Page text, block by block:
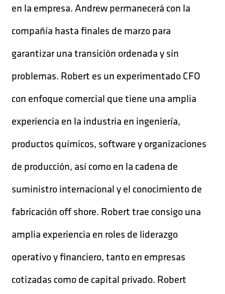
en la empresa. Andrew permanecerá con la
compañía hasta finales de marzo para
garantizar una transición ordenada y sin
problemas. Robert es un experimentado CFO
con enfoque comercial que tiene una amplia
experiencia en la industria en ingeniería,
productos químicos, software y organizaciones
de producción, así como en la cadena de
suministro internacional y el conocimiento de
fabricación off shore. Robert trae consigo una
amplia experiencia en roles de liderazgo
operativo y financiero, tanto en empresas
cotizadas como de capital privado. Robert